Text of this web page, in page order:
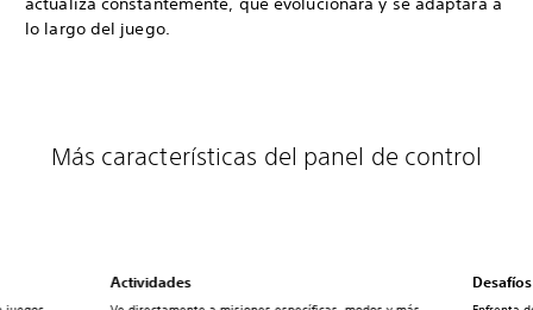
lo largo del juego.
Más características del panel de control
Actividades Desafíos